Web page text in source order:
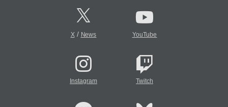
X/ News YouTube
Instagram Twitch